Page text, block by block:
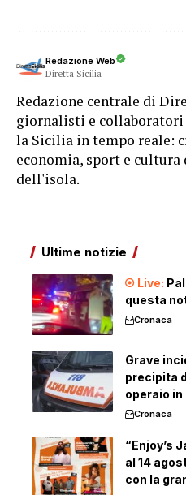
Redazione Web
Diretta Sicilia
Redazione centrale di
giornalisti e collaboratori
la Sicilia in tempo reale:
economia, sport e cultura
dell'isola.
Ultime notizie
questa
Cronaca
Grave
precipita
operaio
Cronaca
“Enjoy’s
al 14
con la